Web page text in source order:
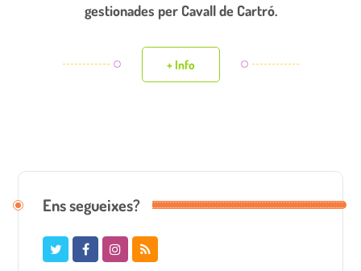
gestionades per Cavall de Cartró.
+ Info
Ens segueixes?